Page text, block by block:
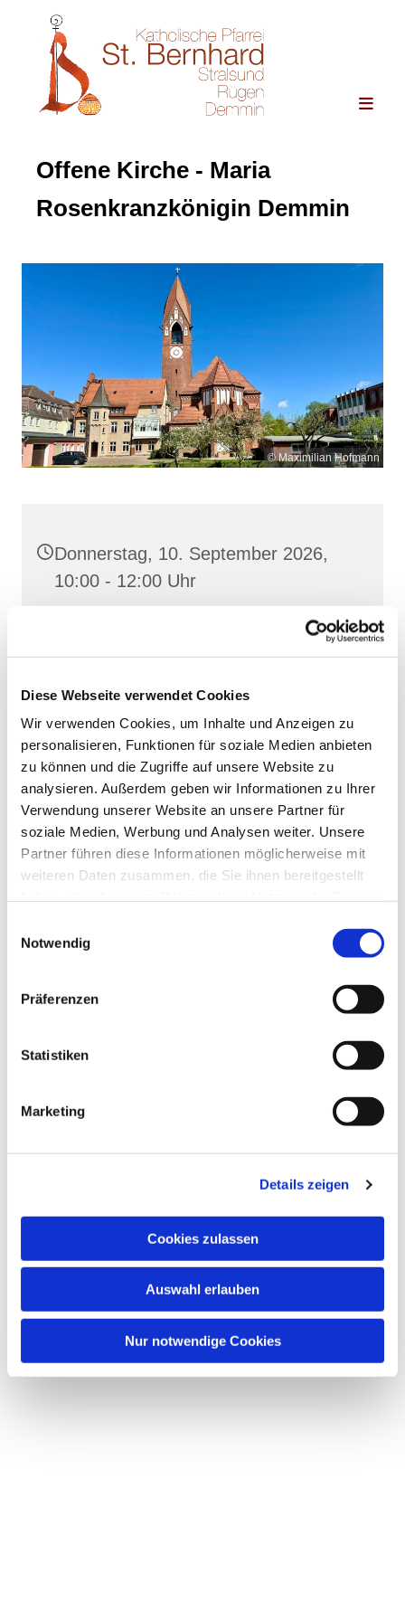
Diese Webseite verwendet Cookies
Wir verwenden Cookies, um Inhalte und Anzeigen zu
personalisieren, Funktionen für soziale Medien anbieten
zu können und die Zugriffe auf unsere Website zu
analysieren. Außerdem geben wir Informationen zu Ihrer
Verwendung unserer Website an unsere Partner für
soziale Medien, Werbung und Analysen weiter. Unsere
Partner führen diese Informationen möglicherweise mit
weiteren Daten zusammen, die Sie ihnen bereitgestellt
Notwendig
Präferenzen
Statistiken
Marketing
Details zeigen
Cookies zulassen
Auswahl erlauben
Nur notwendige Cookies
Offene Kirche - Maria
Rosenkranzkönigin Demmin
© Maximilian Hofmann
Donnerstag, 10. September 2026,
10:00 - 12:00 Uhr
Maria Rosenkranzkönigin, Demmin,
Reiferstraße 2A, 17109 Demmin